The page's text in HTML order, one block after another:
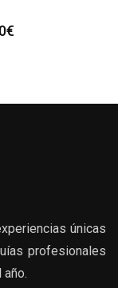
€
únicas
profesionales